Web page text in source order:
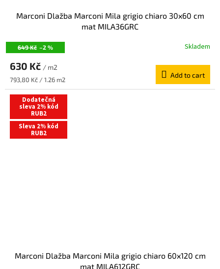
649 Kč –2 %
Marconi Dlažba Marconi Mila grigio chiaro 30x60 cm
mat MILA36GRC
Skladem
630 Kč / m2
Measure
price:
793,80 Kč / 1.26 m2
Add to cart
Dodatečná
sleva 2% kód
RUB2
Sleva 2% kód
RUB2
Marconi Dlažba Marconi Mila grigio chiaro 60x120 cm
mat MILA612GRC